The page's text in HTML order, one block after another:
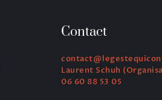
Contact
Laurent Schuh
06 60 88 53 05